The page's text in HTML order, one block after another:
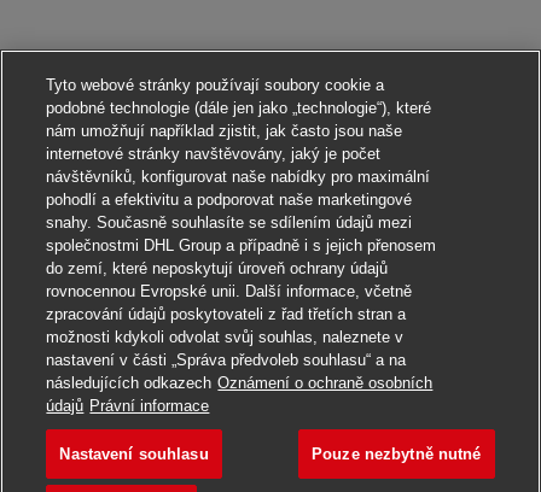
Ucházet se
Uložit do záložek Ausbildung Fachkraft
Tyto webové stránky používají soubory cookie a
podobné technologie (dále jen jako „technologie“), které
nám umožňují například zjistit, jak často jsou naše
internetové stránky navštěvovány, jaký je počet
návštěvníků, konfigurovat naše nabídky pro maximální
pohodlí a efektivitu a podporovat naše marketingové
snahy. Současně souhlasíte se sdílením údajů mezi
společnostmi DHL Group a případně i s jejich přenosem
do zemí, které neposkytují úroveň ochrany údajů
rovnocennou Evropské unii. Další informace, včetně
zpracování údajů poskytovateli z řad třetích stran a
možnosti kdykoli odvolat svůj souhlas, naleznete v
nastavení v části „Správa předvoleb souhlasu“ a na
následujících odkazech Oznámení o ochraně osobních
údajů Právní informace
Nastavení souhlasu Pouze nezbytně nutné